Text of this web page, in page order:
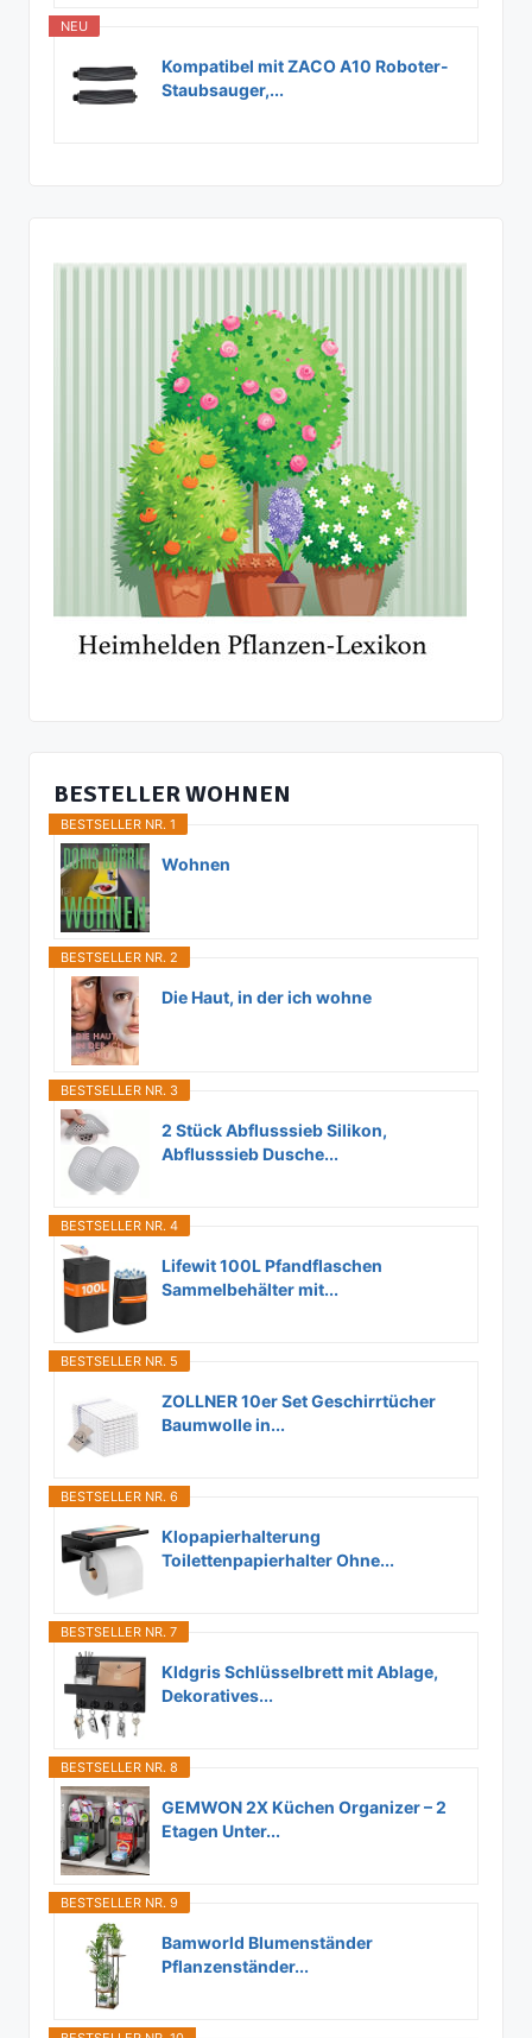
NEU
Kompatibel mit ZACO A10 Roboter-
Staubsauger,...
BESTELLER WOHNEN
BESTSELLER NR. 1
Wohnen
BESTSELLER NR. 2
Die Haut, in der ich wohne
BESTSELLER NR. 3
2 Stück Abflusssieb Silikon,
Abflusssieb Dusche...
BESTSELLER NR. 4
Lifewit 100L Pfandflaschen
Sammelbehälter mit...
BESTSELLER NR. 5
ZOLLNER 10er Set Geschirrtücher
Baumwolle in...
BESTSELLER NR. 6
Klopapierhalterung
Toilettenpapierhalter Ohne...
BESTSELLER NR. 7
Kldgris Schlüsselbrett mit Ablage,
Dekoratives...
BESTSELLER NR. 8
GEMWON 2X Küchen Organizer – 2
Etagen Unter...
BESTSELLER NR. 9
Bamworld Blumenständer
Pflanzenständer...